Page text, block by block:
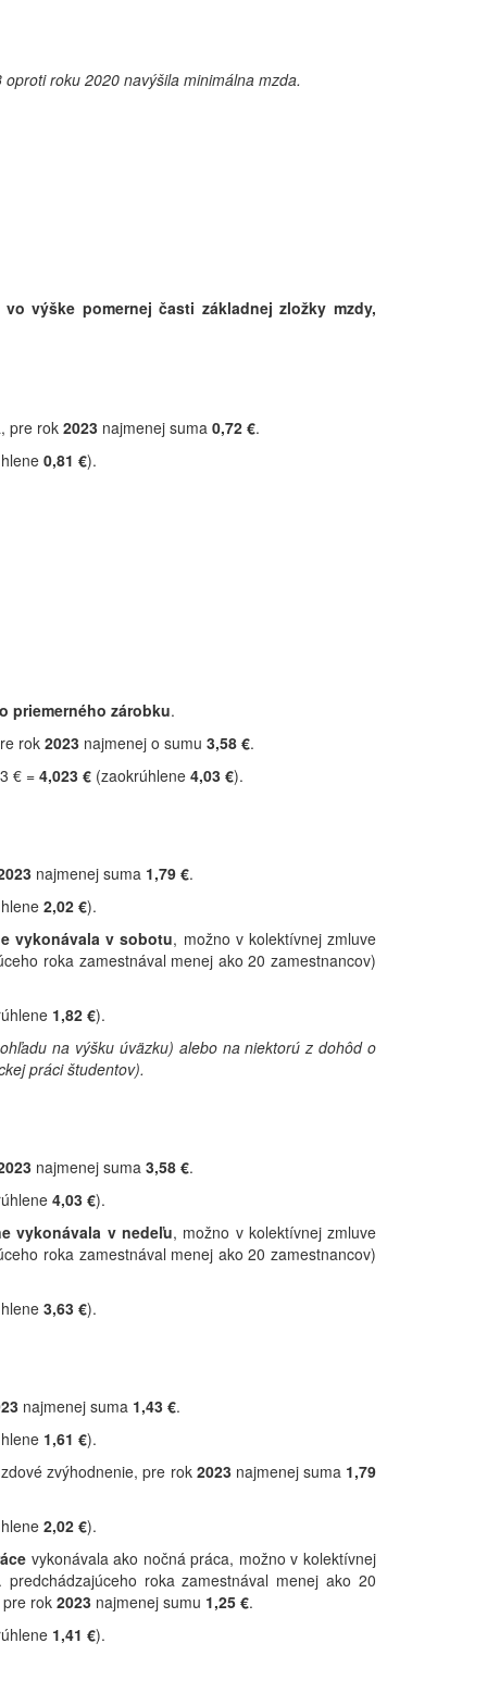
roku 2020 navýšila minimálna mzda.
vo výške pomernej časti základnej zložky mzdy,
pre rok 2023 najmenej suma 0,72 €.
0,81 €).
priemerného zárobku.
rok 2023 najmenej o sumu 3,58 €.
€ = 4,023 € (zaokrúhlene 4,03 €).
najmenej suma 1,79 €.
2,02 €).
vykonávala v sobotu, možno v kolektívnej zmluve
roka zamestnával menej ako 20 zamestnancov)
1,82 €).
na výšku úväzku) alebo na niektorú z dohôd o
práci študentov).
najmenej suma 3,58 €.
4,03 €).
vykonávala v nedeľu, možno v kolektívnej zmluve
roka zamestnával menej ako 20 zamestnancov)
3,63 €).
najmenej suma 1,43 €.
1,61 €).
zvýhodnenie, pre rok 2023 najmenej suma 1,79
2,02 €).
vykonávala ako nočná práca, možno v kolektívnej
roka zamestnával menej ako 20
rok 2023 najmenej sumu 1,25 €.
1,41 €).